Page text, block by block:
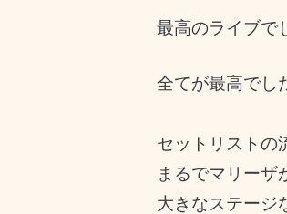
最高のライブで
全てが最高でし
セットリストの
まるでマリーザ
大きなステージ